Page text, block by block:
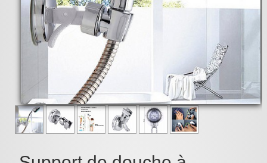
Prestations Atelier
Les bonnes affaires
Composants électroniques
F.A.Q (Foire aux questions)
Contact